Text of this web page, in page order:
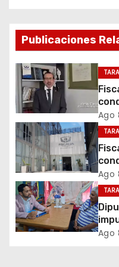
a
c
i
ó
n
d
e
e
Publicaciones
en
Ago
en
Ago
Ago